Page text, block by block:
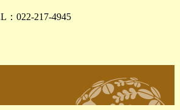
：022-217-4945